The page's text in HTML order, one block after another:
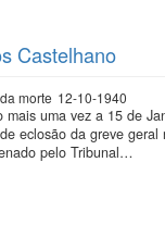
Castelhano
morte 12-10-1940
mais uma vez a 15 de
eclosão da greve geral
pelo Tribunal…